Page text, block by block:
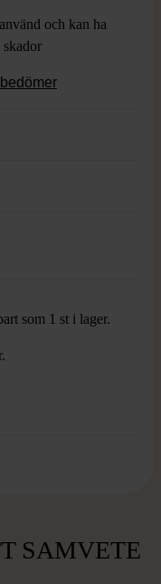
och kan ha
skador
som 1 st i lager.
SAMVETE